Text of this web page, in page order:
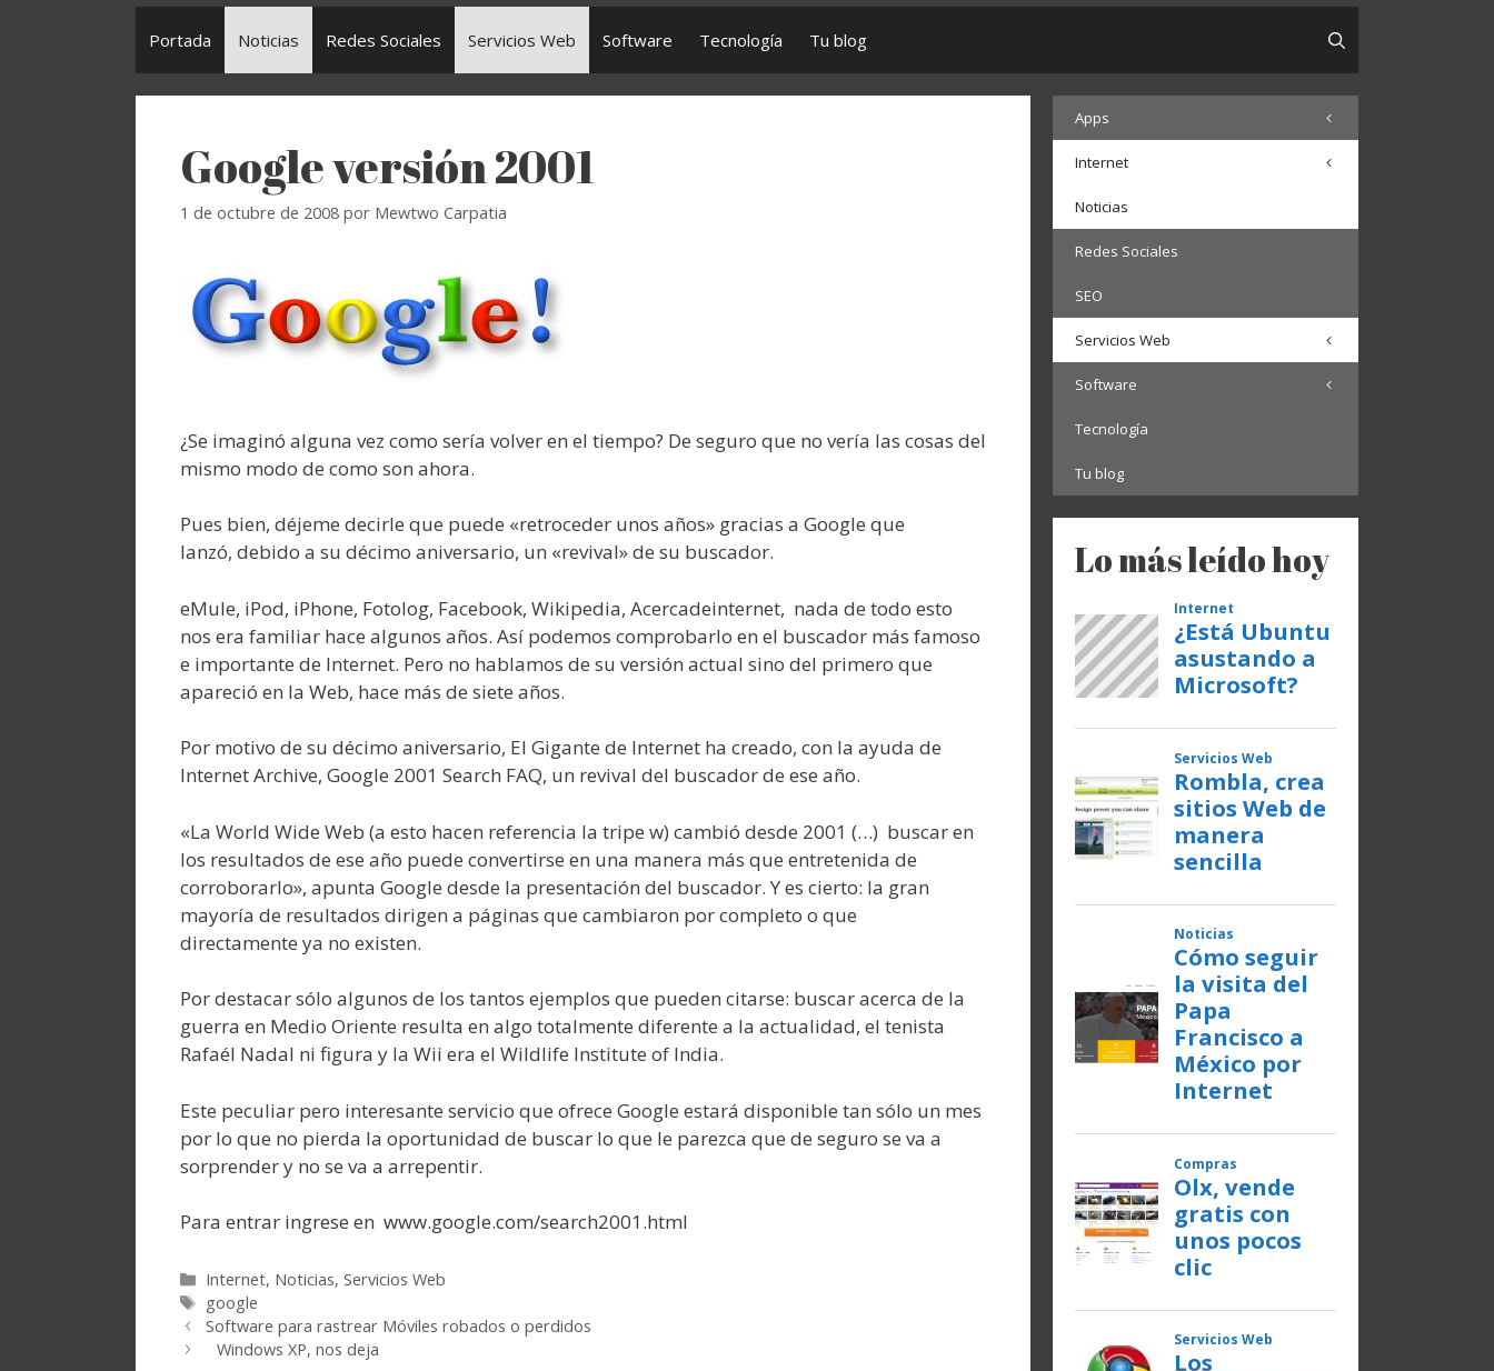
Portada Noticias Redes Sociales Servicios Web Software Tecnología Tu blog
Google versión 2001
1 de octubre de 2008 por Mewtwo Carpatia
¿Se imaginó alguna vez como sería volver en el tiempo? De seguro que no vería las cosas del
mismo modo de como son ahora.
Pues bien, déjeme decirle que puede «retroceder unos años» gracias a Google que
lanzó, debido a su décimo aniversario, un «revival» de su buscador.
eMule, iPod, iPhone, Fotolog, Facebook, Wikipedia, Acercadeinternet, nada de todo esto
nos era familiar hace algunos años. Así podemos comprobarlo en el buscador más famoso
e importante de Internet. Pero no hablamos de su versión actual sino del primero que
apareció en la Web, hace más de siete años.
Por motivo de su décimo aniversario, El Gigante de Internet ha creado, con la ayuda de
Internet Archive, Google 2001 Search FAQ, un revival del buscador de ese año.
«La World Wide Web (a esto hacen referencia la tripe w) cambió desde 2001 (…) buscar en
los resultados de ese año puede convertirse en una manera más que entretenida de
corroborarlo», apunta Google desde la presentación del buscador. Y es cierto: la gran
mayoría de resultados dirigen a páginas que cambiaron por completo o que
directamente ya no existen.
Por destacar sólo algunos de los tantos ejemplos que pueden citarse: buscar acerca de la
guerra en Medio Oriente resulta en algo totalmente diferente a la actualidad, el tenista
Rafaél Nadal ni figura y la Wii era el Wildlife Institute of India.
Este peculiar pero interesante servicio que ofrece Google estará disponible tan sólo un mes
por lo que no pierda la oportunidad de buscar lo que le parezca que de seguro se va a
sorprender y no se va a arrepentir.
Para entrar ingrese en www.google.com/search2001.html
Categorías
Internet, Noticias,Servicios Web
Etiquetas
google
Software para rastrear Móviles robados o perdidos
Windows XP, nos deja
Apps
Internet
Noticias
Redes Sociales
SEO
Servicios Web
Software
Tecnología
Tu blog
Lo más leído hoy